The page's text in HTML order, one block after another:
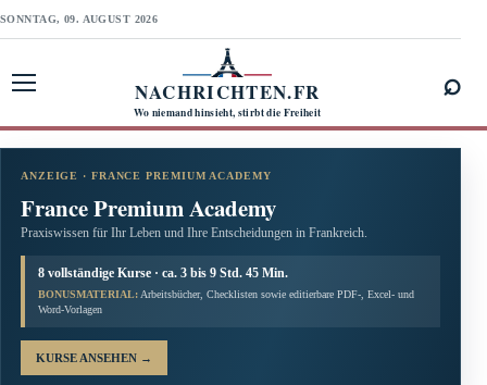
SONNTAG, 09. AUGUST 2026
NACHRICHTEN.FR
Wo niemand hinsieht, stirbt die Freiheit
⌕
ANZEIGE · FRANCE PREMIUM ACADEMY
France Premium Academy
Praxiswissen für Ihr Leben und Ihre Entscheidungen in Frankreich.
8 vollständige Kurse · ca. 3 bis 9 Std. 45 Min.
BONUSMATERIAL: Arbeitsbücher, Checklisten sowie editierbare PDF-, Excel- und
Word-Vorlagen
KURSE ANSEHEN →